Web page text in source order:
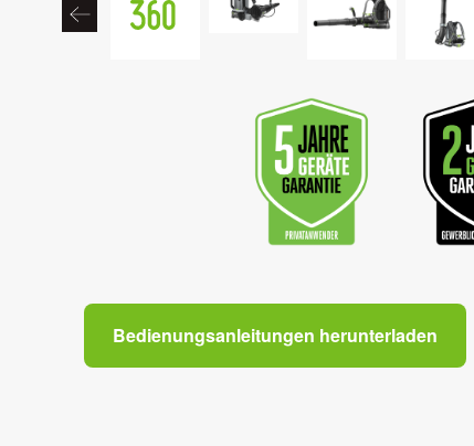
Bedienungsanleitungen herunterladen